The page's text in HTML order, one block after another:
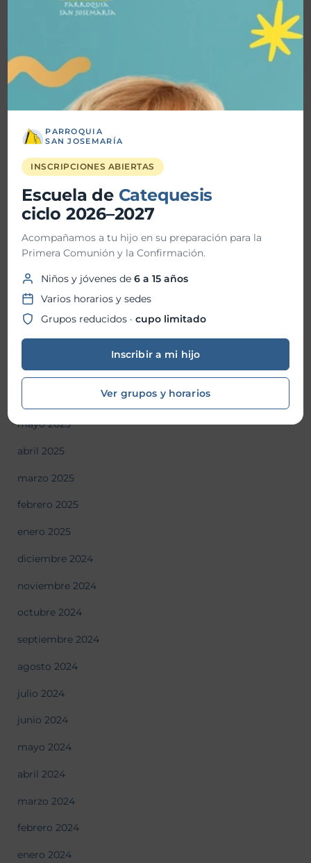
Historial de Noticias
junio 2026
mayo 2026
abril 2026
enero 2026
diciembre 2025
septiembre 2025
agosto 2025
julio 2025
mayo 2025
abril 2025
marzo 2025
febrero 2025
enero 2025
diciembre 2024
noviembre 2024
octubre 2024
septiembre 2024
agosto 2024
julio 2024
junio 2024
mayo 2024
abril 2024
marzo 2024
febrero 2024
enero 2024
PARROQUIA
SAN JOSEMARÍA
INSCRIPCIONES ABIERTAS
Escuela de Catequesis
ciclo 2026–2027
Acompañamos a tu hijo en su preparación para la
Primera Comunión y la Confirmación.
Niños y jóvenes de6 a 15 años
Varios horarios y sedes
Grupos reducidos ·cupo limitado
Inscribir a mi hijo
Ver grupos y horarios